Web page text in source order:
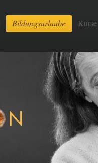
Bildungsurlaube Kurse